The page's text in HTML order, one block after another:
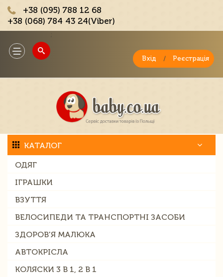
+38 (095) 788 12 68
+38 (068) 784 43 24(Viber)
Toggle
navigation
Вхід / Реєстрація
КАТАЛОГ
ОДЯГ
ІГРАШКИ
ВЗУТТЯ
ВЕЛОСИПЕДИ ТА ТРАНСПОРТНІ ЗАСОБИ
ЗДОРОВ'Я МАЛЮКА
АВТОКРІСЛА
КОЛЯСКИ 3 В 1, 2 В 1